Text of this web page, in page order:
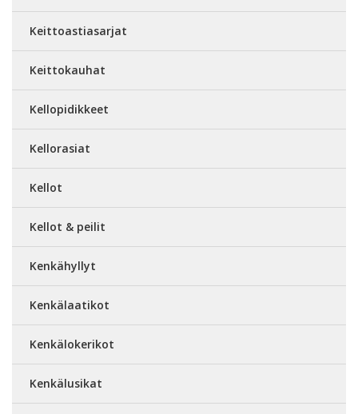
Keittoastiasarjat
Keittokauhat
Kellopidikkeet
Kellorasiat
Kellot
Kellot & peilit
Kenkähyllyt
Kenkälaatikot
Kenkälokerikot
Kenkälusikat